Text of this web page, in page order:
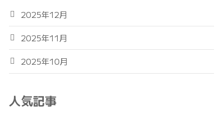
2025年12月
2025年11月
2025年10月
人気記事